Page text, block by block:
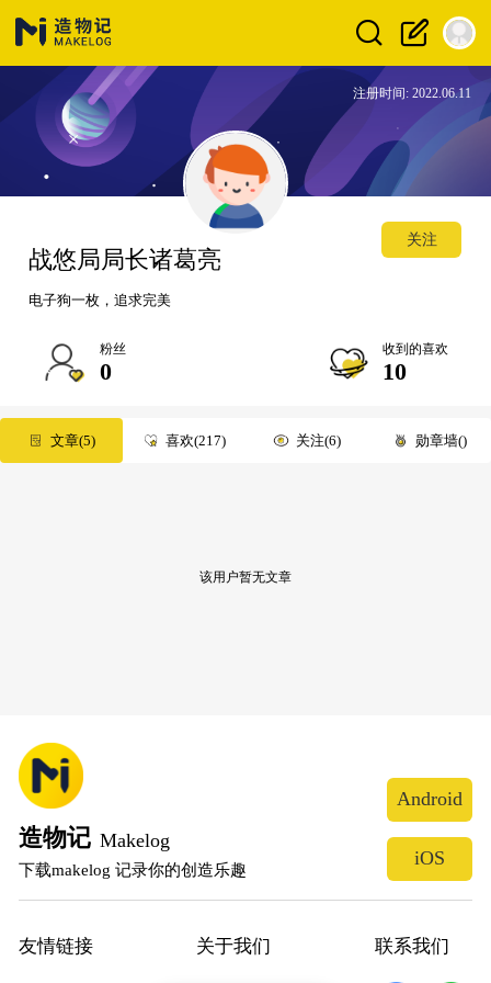
注册时间: 2022.06.11
战悠局局长诸葛亮
电子狗一枚，追求完美
关注
粉丝
0
收到的喜欢
10
文章 5 喜欢 217 关注 6 勋章墙
该用户暂无文章
造物记 Makelog
下载makelog 记录你的创造乐趣
Android
iOS
友情链接 关于我们 联系我们